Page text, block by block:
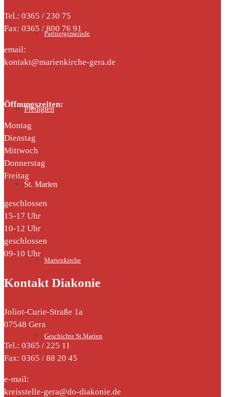
Partnergemeinde
Predigten
St. Marien
Marienkirche
Geschichte St.Marien
Tel.: 0365 / 230 75
Fax: 0365 / 800 76 91
email:
kontakt@marienkirche-gera.de
Öffnungszeiten:
Montag
Dienstag
Mittwoch
Donnerstag
Freitag
geschlossen
15-17 Uhr
10-12 Uhr
geschlossen
09-10 Uhr
Kontakt Diakonie
Joliot-Curie-Straße 1a
07548 Gera
Tel.: 0365 / 225 11
Fax: 0365 / 88 20 45
e-mail:
kreisstelle-gera@do-diakonie.de